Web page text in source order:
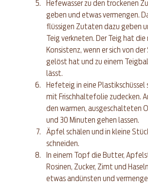
Hefewasser zu den trockenen
geben und etwas vermengen.
flüssigen Zutaten dazu geben
Teig verkneten. Der Teig hat
Konsistenz, wenn er sich von der
gelöst hat und zu einem
lässt.
Hefeteig in eine Plastikschüssel
mit Frischhaltefolie zudecken.
den warmen, ausgeschalteten
und 30 Minuten gehen lassen.
Äpfel schälen und in kleine
schneiden.
In einem Topf die Butter,
Rosinen, Zucker, Zimt und
etwas andünsten und